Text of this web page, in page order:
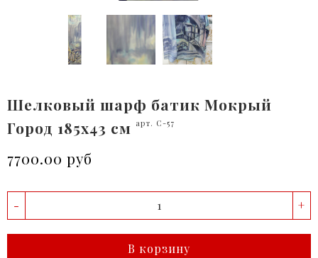
Шелковый шарф батик Мокрый
Город 185x43 см
арт. C-57
7700.00 руб
- +
В корзину